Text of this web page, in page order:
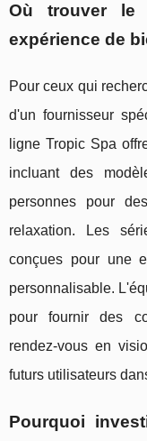
Où trouver le
expérience de
Pour ceux qui
d'un fournisseur
ligne Tropic Spa
incluant des
personnes pour
relaxation. Les
conçues pour une
personnalisable.
pour fournir des
rendez-vous en
futurs utilisateurs
Pourquoi